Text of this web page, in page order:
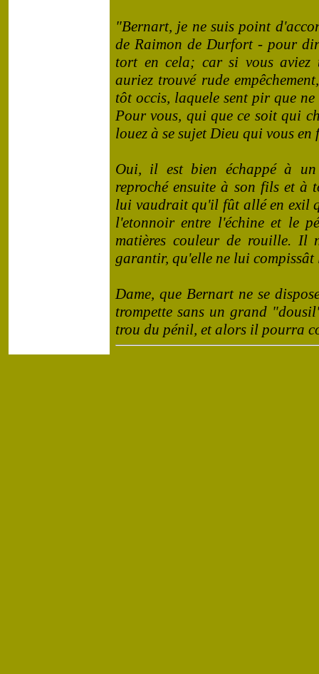
"Bernart, je ne suis point
de Raimon de Durfort - pour
tort en cela; car si vous aviez
auriez trouvé rude
tôt occis, laquele sent pir que
Pour vous, qui que ce soit qui
louez à se sujet Dieu qui vous
Oui, il est bien échappé à
reproché ensuite à son fils et à
lui vaudrait qu'il fût allé en exil
l'etonnoir entre l'échine et le
matières couleur de rouille. Il
garantir, qu'elle ne lui compissât
Dame, que Bernart ne se
trompette sans un grand
trou du pénil, et alors il pourra